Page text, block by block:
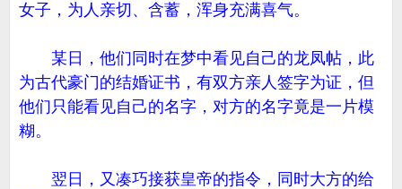
女子，为人亲切、含蓄，浑身充满喜气。
某日，他们同时在梦中看见自己的龙凤帖，此
为古代豪门的结婚证书，有双方亲人签字为证，但
他们只能看见自己的名字，对方的名字竟是一片模
糊。
翌日，又凑巧接获皇帝的指令，同时大方的给